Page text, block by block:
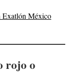
Exatlón México
rojo o